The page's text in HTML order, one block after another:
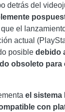
detrás del
que el
actual
posible debido
obsoleto para
el sistema
con